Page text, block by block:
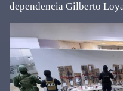
dependencia Gilberto